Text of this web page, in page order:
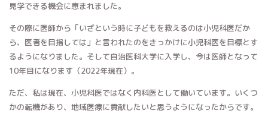
見学できる機会に恵まれました。
その際に医師から「いざという時に子どもを救えるのは小児科医だか
ら、医者を目指しては」と言われたのをきっかけに小児科医を目標とす
るようになりました。そして自治医科大学に入学し、今は医師となって
10年目になります（2022年現在）。
ただ、私は現在、小児科医ではなく内科医として働いています。いくつ
かの転機があり、地域医療に貢献したいと思うようになったからです。